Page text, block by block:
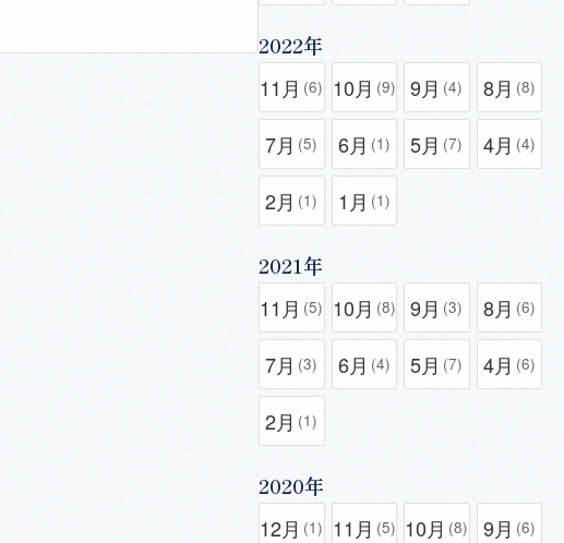
2022年
11月 (6) 10月 (9) 9月 (4) 8月 (8)
7月 (5) 6月 (1) 5月 (7) 4月 (4)
2月 (1) 1月 (1)
2021年
11月 (5) 10月 (8) 9月 (3) 8月 (6)
7月 (3) 6月 (4) 5月 (7) 4月 (6)
2月 (1)
2020年
12月 (1) 11月 (5) 10月 (8) 9月 (6)